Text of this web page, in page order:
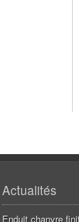
Actualités
Enduit chanvre